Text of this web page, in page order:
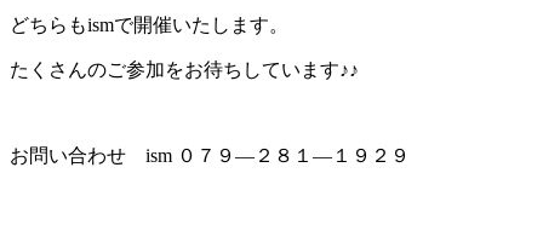
どちらもismで開催いたします。
たくさんのご参加をお待ちしています♪♪
お問い合わせ ism ０７９―２８１―１９２９